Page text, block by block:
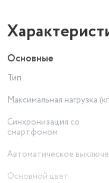
Основные
Тип
Максимальная нагрузка
Синхронизация со
смартфоном
Автоматическое
Основной цвет